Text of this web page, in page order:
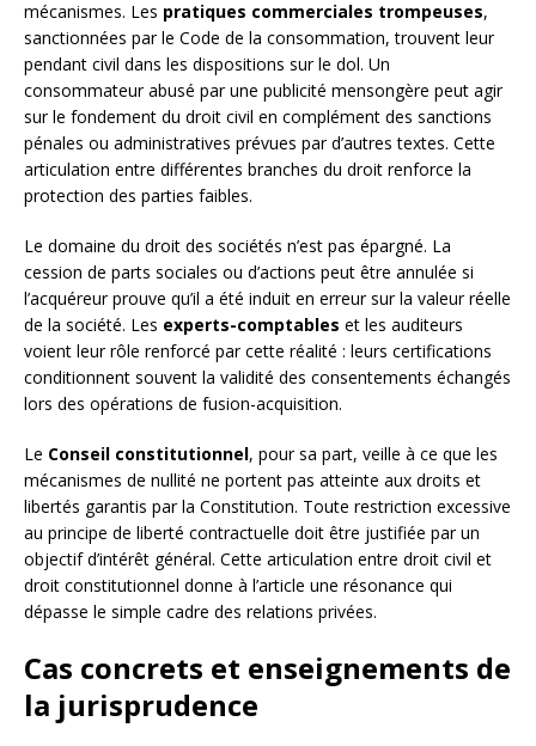
mécanismes. Les pratiques commerciales trompeuses,
sanctionnées par le Code de la consommation, trouvent leur
pendant civil dans les dispositions sur le dol. Un
consommateur abusé par une publicité mensongère peut agir
sur le fondement du droit civil en complément des sanctions
pénales ou administratives prévues par d’autres textes. Cette
articulation entre différentes branches du droit renforce la
protection des parties faibles.
Le domaine du droit des sociétés n’est pas épargné. La
cession de parts sociales ou d’actions peut être annulée si
l’acquéreur prouve qu’il a été induit en erreur sur la valeur réelle
de la société. Les experts-comptables et les auditeurs
voient leur rôle renforcé par cette réalité : leurs certifications
conditionnent souvent la validité des consentements échangés
lors des opérations de fusion-acquisition.
Le Conseil constitutionnel, pour sa part, veille à ce que les
mécanismes de nullité ne portent pas atteinte aux droits et
libertés garantis par la Constitution. Toute restriction excessive
au principe de liberté contractuelle doit être justifiée par un
objectif d’intérêt général. Cette articulation entre droit civil et
droit constitutionnel donne à l’article une résonance qui
dépasse le simple cadre des relations privées.
Cas concrets et enseignements de
la jurisprudence